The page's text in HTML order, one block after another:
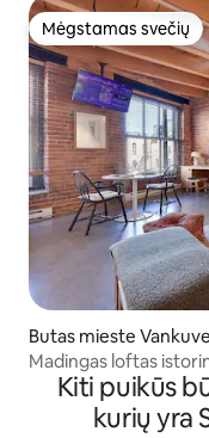
Mėgstamas svečių
Mėgstamas svečių
Butas mieste
Madingas loftas
Kiti puikūs
kurių yra